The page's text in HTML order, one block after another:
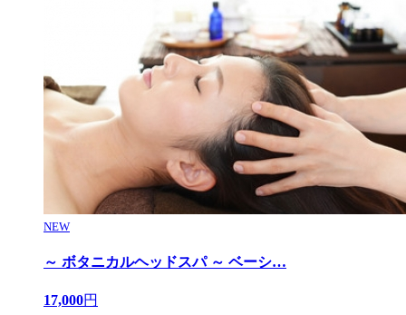
NEW
～ ボタニカルヘッドスパ ～ ベーシ…
17,000円